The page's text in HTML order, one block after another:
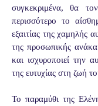
συγκεκριμένα, θα
περισσότερο το
εξαιτίας της χαμηλής
της προσωπικής
και ισχυροποιεί την
της ευτυχίας στη ζωή
Το παραμύθι της